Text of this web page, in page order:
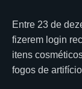
Entre 23 de
fizerem login
itens
fogos de